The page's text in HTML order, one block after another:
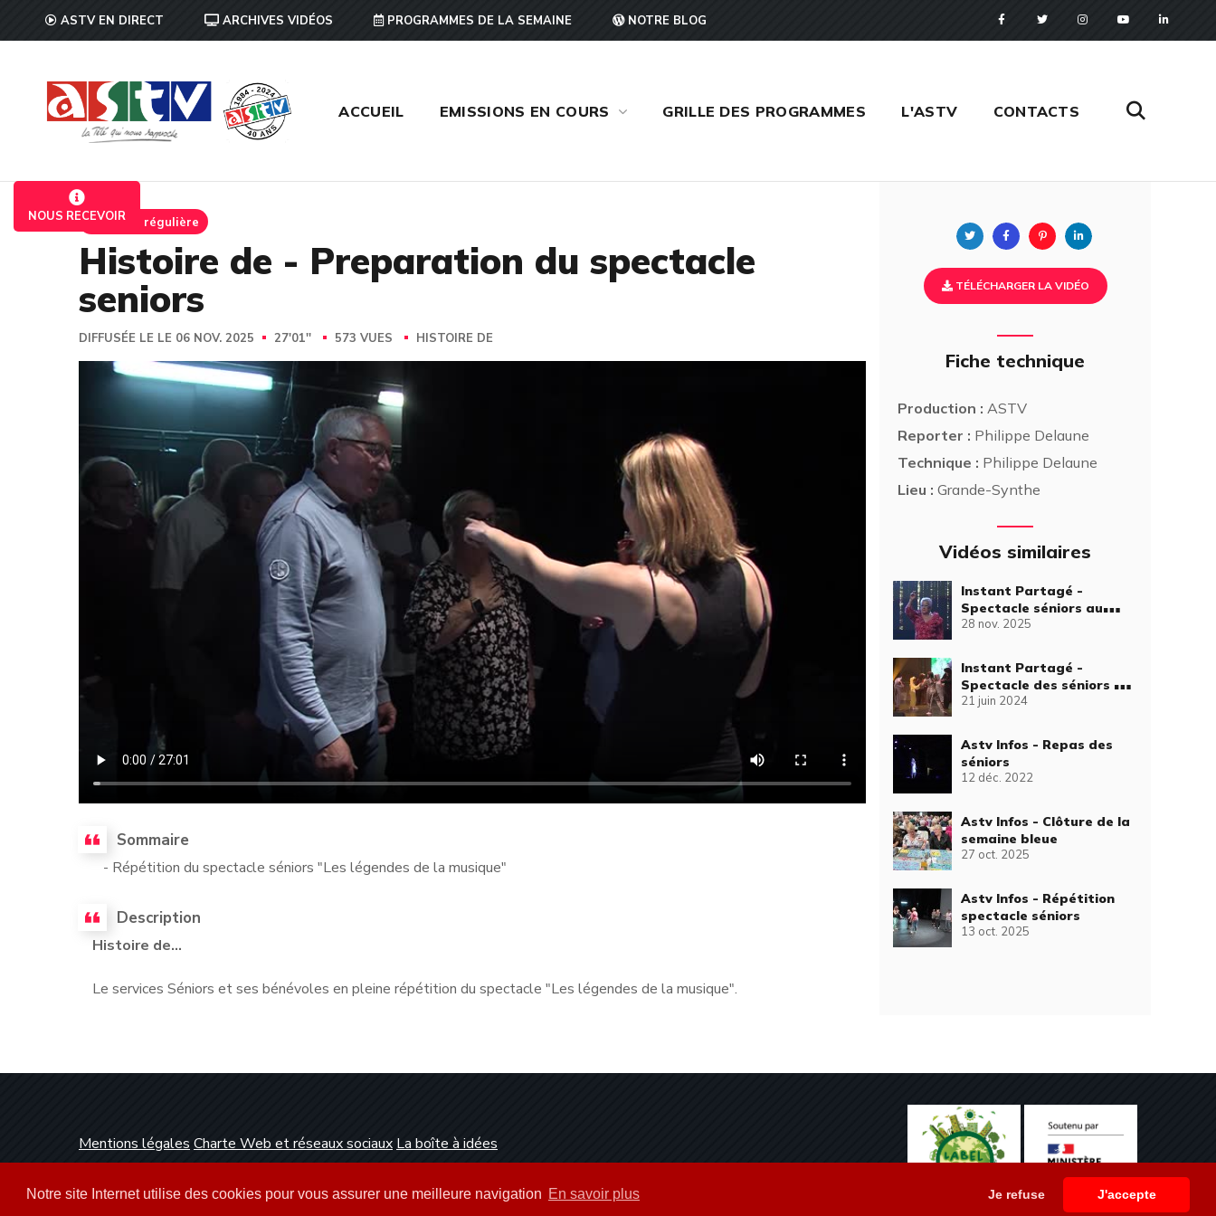
Notre site Internet utilise des cookies pour vous assurer une meilleure navigation En savoir plus Je refuse J'accepte
ASTV EN DIRECT ARCHIVES VIDÉOS PROGRAMMES DE LA SEMAINE NOTRE BLOG
ACCUEIL EMISSIONS EN COURS GRILLE DES PROGRAMMES L'ASTV CONTACTS
NOUS RECEVOIREmission régulière
Histoire de - Preparation du spectacle
seniors
DIFFUSÉE LE LE 06 NOV. 2025 27'01'' 573 VUES HISTOIRE DE
Sommaire
- Répétition du spectacle séniors "Les légendes de la musique"
Description
Histoire de...
Le services Séniors et ses bénévoles en pleine répétition du spectacle "Les légendes de la musique".
Twitter FacebookPinterest
TÉLÉCHARGER LA VIDÉO
Fiche technique
Production : ASTV
Reporter : Philippe Delaune
Technique : Philippe Delaune
Lieu : Grande-Synthe
Vidéos similaires
Instant Partagé -
Spectacle séniors au
Palais du Littoral
28 nov. 2025
Instant Partagé -
Spectacle des séniors -
Merlin et la baguette
21 juin 2024
Astv Infos - Repas des
séniors
12 déc. 2022
Astv Infos - Clôture de la
semaine bleue
27 oct. 2025
Astv Infos - Répétition
spectacle séniors
13 oct. 2025
Mentions légales Charte Web et réseaux sociaux La boîte à idées